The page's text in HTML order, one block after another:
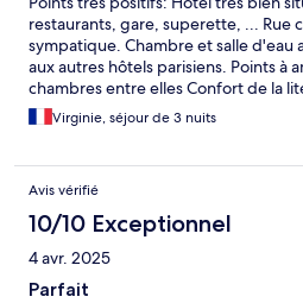
restaurants, gare, superette, ... Rue
sympatique. Chambre et salle d'eau
aux autres hôtels parisiens. Points à
chambres entre elles Confort de la
Virginie, séjour de 3 nuits
Avis vérifié
10/10 Exceptionnel
4 avr. 2025
Parfait